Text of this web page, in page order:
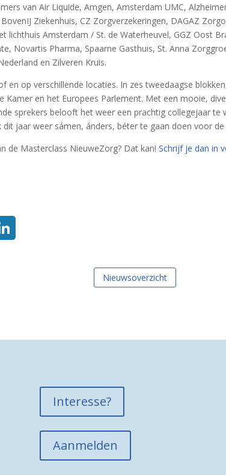
van Air Liquide, Amgen, Amsterdam UMC,
Ziekenhuis, CZ Zorgverzekeringen, DAGAZ
lichthuis Amsterdam / St. de Waterheuvel, GGZ Oost
Novartis Pharma, Spaarne Gasthuis, St. Anna
en Zilveren Kruis.
en op verschillende locaties. In zes tweedaagse
Kamer en het Europees Parlement. Met een mooie,
sprekers belooft het weer een prachtig collegejaar
jaar weer sámen, ánders, béter te gaan doen voor de
de Masterclass NieuweZorg? Dat kan! Schrijf je dan in
Nieuwsoverzicht
Interesse?
Aanmelden